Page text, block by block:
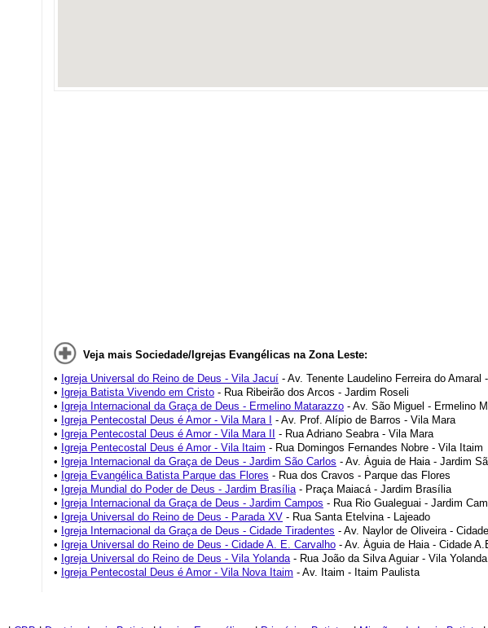
Veja mais Sociedade/Igrejas Evangélicas na Zona Leste:
• Igreja Universal do Reino de Deus - Vila Jacuí - Av. Tenente Laudelino Ferreira do Amaral
• Igreja Batista Vivendo em Cristo - Rua Ribeirão dos Arcos - Jardim Roseli
• Igreja Internacional da Graça de Deus - Ermelino Matarazzo - Av. São Miguel - Ermelino
• Igreja Pentecostal Deus é Amor - Vila Mara I
- Av. Prof. Alípio de Barros - Vila Mara
• Igreja Pentecostal Deus é Amor - Vila Mara II
- Rua Adriano Seabra - Vila Mara
• Igreja Pentecostal Deus é Amor - Vila Itaim - Rua Domingos Fernandes Nobre - Vila Itaim
• Igreja Internacional da Graça de Deus - Jardim São Carlos - Av. Águia de Haia - Jardim
• Igreja Evangélica Batista Parque das Flores - Rua dos Cravos - Parque das Flores
• Igreja Mundial do Poder de Deus - Jardim Brasília- Praça Maiacá - Jardim Brasília
• Igreja Internacional da Graça de Deus - Jardim Campos - Rua Rio Gualeguai - Jardim
• Igreja Universal do Reino de Deus - Parada XV - Rua Santa Etelvina - Lajeado
• Igreja Internacional da Graça de Deus - Cidade Tiradentes - Av. Naylor de Oliveira -
• Igreja Universal do Reino de Deus - Cidade A. E. Carvalho - Av. Águia de Haia - Cidade
• Igreja Universal do Reino de Deus - Vila Yolanda- Rua João da Silva Aguiar - Vila Yolanda
• Igreja Pentecostal Deus é Amor - Vila Nova Itaim - Av. Itaim - Itaim Paulista